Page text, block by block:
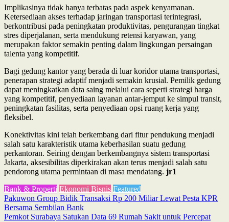
Implikasinya tidak hanya terbatas pada aspek kenyamanan.
Ketersediaan akses terhadap jaringan transportasi terintegrasi,
berkontribusi pada peningkatan produktivitas, pengurangan tingkat
stres diperjalanan, serta mendukung retensi karyawan, yang
merupakan faktor semakin penting dalam lingkungan persaingan
talenta yang kompetitif.
Bagi gedung kantor yang berada di luar koridor utama transportasi,
penerapan strategi adaptif menjadi semakin krusial. Pemilik gedung
dapat meningkatkan data saing melalui cara seperti strategi harga
yang kompetitif, penyediaan layanan antar-jemput ke simpul transit,
peningkatan fasilitas, serta penyediaan opsi ruang kerja yang
fleksibel.
Konektivitas kini telah berkembang dari fitur pendukung menjadi
salah satu karakteristik utama keberhasilan suatu gedung
perkantoran. Seiring dengan berkembangnya sistem transportasi
Jakarta, aksesibilitas diperkirakan akan terus menjadi salah satu
pendorong utama permintaan di masa mendatang. jr1
Bank & Properti Ekonomi Bisnis Featured
Post
navigation
Pakuwon Group Bidik Transaksi Rp 200 Miliar Lewat Pesta KPR
Bersama Sembilan Bank
Pemkot Surabaya Satukan Data 69 Rumah Sakit untuk Percepat